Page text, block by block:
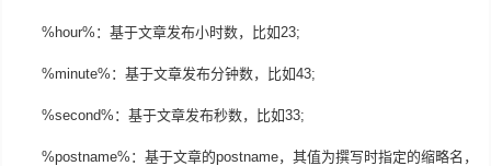
%hour%：基于文章发布小时数，比如23;
%minute%：基于文章发布分钟数，比如43;
%second%：基于文章发布秒数，比如33;
%postname%：基于文章的postname，其值为撰写时指定的缩略名，